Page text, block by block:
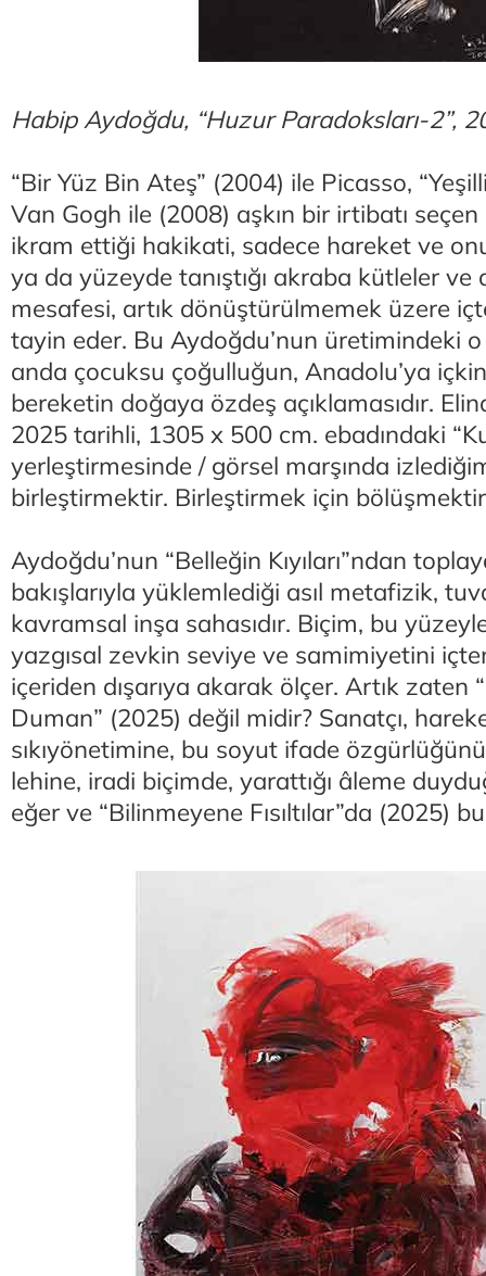
Habip Aydoğdu, “Huzur Paradoksları-2”,
“Bir Yüz Bin Ateş” (2004) ile Picasso,
Van Gogh ile (2008) aşkın bir irtibatı
ikram ettiği hakikati, sadece hareket ve
ya da yüzeyde tanıştığı akraba kütleler
mesafesi, artık dönüştürülmemek üzere
tayin eder. Bu Aydoğdu’nun üretimindeki
anda çocuksu çoğulluğun, Anadolu’ya
bereketin doğaya özdeş açıklamasıdır.
2025 tarihli, 1305 x 500 cm. ebadındaki
yerleştirmesinde / görsel marşında
birleştirmektir. Birleştirmek için
Aydoğdu’nun “Belleğin Kıyıları”ndan
bakışlarıyla yüklemlediği asıl metafizik,
kavramsal inşa sahasıdır. Biçim, bu
yazgısal zevkin seviye ve samimiyetini
içeriden dışarıya akarak ölçer. Artık zaten
Duman” (2025) değil midir? Sanatçı,
sıkıyönetimine, bu soyut ifade
lehine, iradi biçimde, yarattığı âleme
eğer ve “Bilinmeyene Fısıltılar”da (2025)